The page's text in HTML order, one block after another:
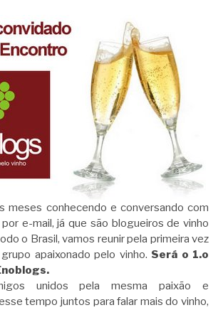
meses conhecendo e conversando com
e-mail, já que são blogueiros de vinho
o Brasil, vamos reunir pela primeira vez
apaixonado pelo vinho. Será o 1.o
unidos pela mesma paixão e
tempo juntos para falar mais do vinho,